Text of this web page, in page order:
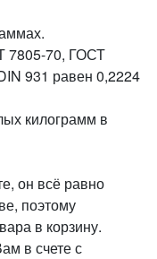
7805-70, ГОСТ
931 равен 0,2224
килограмм в
он всё равно
поэтому
в корзину.
в счете с